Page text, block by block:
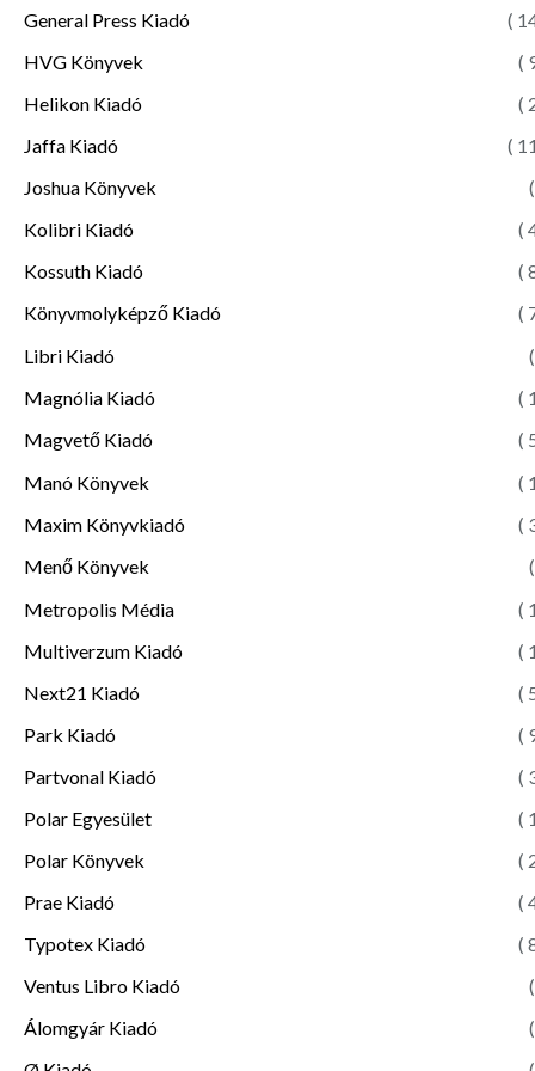
General Press Kiadó
(
HVG Könyvek
(
Helikon Kiadó
(
Jaffa Kiadó
(
Joshua Könyvek
Kolibri Kiadó
(
Kossuth Kiadó
(
Könyvmolyképző Kiadó
(
Libri Kiadó
Magnólia Kiadó
(
Magvető Kiadó
(
Manó Könyvek
(
Maxim Könyvkiadó
(
Menő Könyvek
Metropolis Média
(
Multiverzum Kiadó
(
Next21 Kiadó
(
Park Kiadó
(
Partvonal Kiadó
(
Polar Egyesület
(
Polar Könyvek
(
Prae Kiadó
(
Typotex Kiadó
(
Ventus Libro Kiadó
Álomgyár Kiadó